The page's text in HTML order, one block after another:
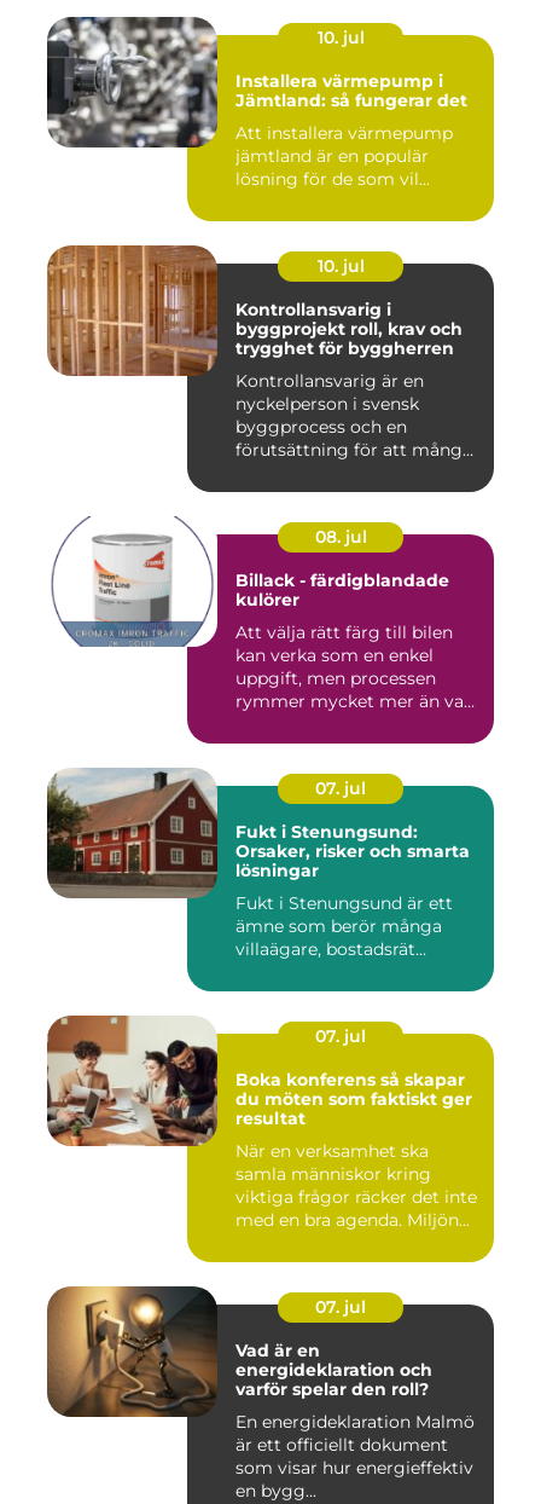
10. jul
Installera värmepump i
Jämtland: så fungerar det
Att installera värmepump
jämtland är en populär
lösning för de som vil...
10. jul
Kontrollansvarig i
byggprojekt roll, krav och
trygghet för byggherren
Kontrollansvarig är en
nyckelperson i svensk
byggprocess och en
förutsättning för att många
08. jul
Billack - färdigblandade
kulörer
Att välja rätt färg till bilen
kan verka som en enkel
uppgift, men processen
rymmer mycket mer än va...
07. jul
Fukt i Stenungsund:
Orsaker, risker och smarta
lösningar
Fukt i Stenungsund är ett
ämne som berör många
villaägare, bostadsrät...
07. jul
Boka konferens så skapar
du möten som faktiskt ger
resultat
När en verksamhet ska
samla människor kring
viktiga frågor räcker det inte
med en bra agenda. Miljön...
07. jul
Vad är en
energideklaration och
varför spelar den roll?
En energideklaration Malmö
är ett officiellt dokument
som visar hur energieffektiv
en bygg...